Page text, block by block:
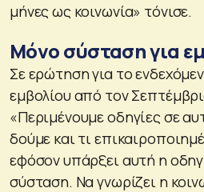
μήνες ως κοινωνία» τόνισε.
Μόνο σύσταση για
Σε ερώτηση για το
εμβολίου από τον
«Περιμένουμε οδηγίες σε
δούμε και τι
εφόσον υπάρξει αυτή η
σύσταση. Να γνωρίζει η